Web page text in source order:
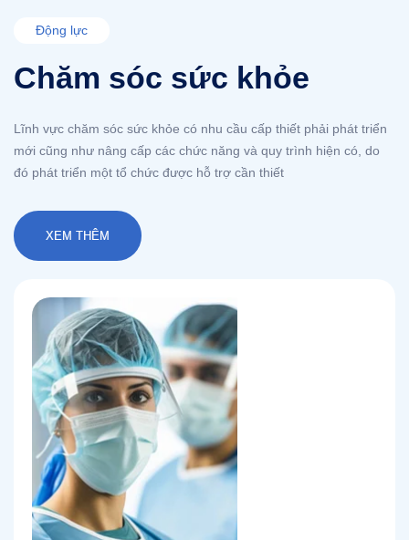
Động lực
Chăm sóc sức khỏe
Lĩnh vực chăm sóc sức khỏe có nhu cầu cấp thiết phải phát triển
mới cũng như nâng cấp các chức năng và quy trình hiện có, do
đó phát triển một tổ chức được hỗ trợ cần thiết
XEM THÊM